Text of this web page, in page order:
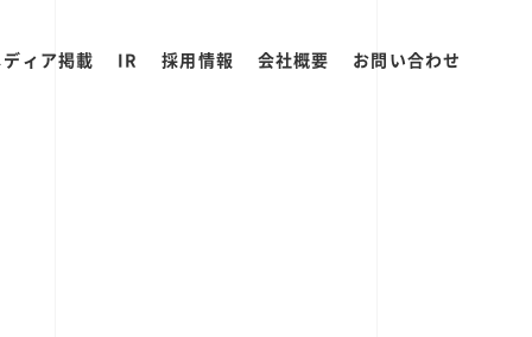
ィア掲載 IR 採用情報 会社概要 お問い合わせ